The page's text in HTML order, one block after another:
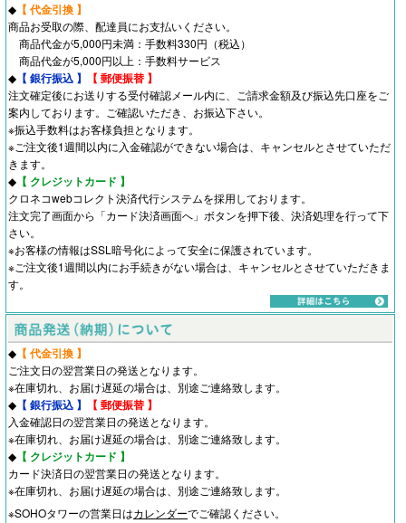
◆ 【 代金引換 】
商品お受取の際、配達員にお支払いください。
商品代金が5,000円未満：手数料330円（税込）
商品代金が5,000円以上：手数料サービス
◆ 【 銀行振込 】 【 郵便振替 】
注文確定後にお送りする受付確認メール内に、ご請求金額及び振込先口座をご
案内しております。ご確認いただき、お振込下さい。
※振込手数料はお客様負担となります。
※ご注文後1週間以内に入金確認ができない場合は、キャンセルとさせていただ
きます。
◆ 【 クレジットカード 】
クロネコwebコレクト決済代行システムを採用しております。
注文完了画面から「カード決済画面へ」ボタンを押下後、決済処理を行って下
さい。
※お客様の情報はSSL暗号化によって安全に保護されています。
※ご注文後1週間以内にお手続きがない場合は、キャンセルとさせていただきま
す。
◆ 【 代金引換 】
ご注文日の翌営業日の発送となります。
※在庫切れ、お届け遅延の場合は、別途ご連絡致します。
◆ 【 銀行振込 】 【 郵便振替 】
入金確認日の翌営業日の発送となります。
※在庫切れ、お届け遅延の場合は、別途ご連絡致します。
◆ 【 クレジットカード 】
カード決済日の翌営業日の発送となります。
※在庫切れ、お届け遅延の場合は、別途ご連絡致します。
※SOHOタワーの営業日はカレンダーでご確認ください。